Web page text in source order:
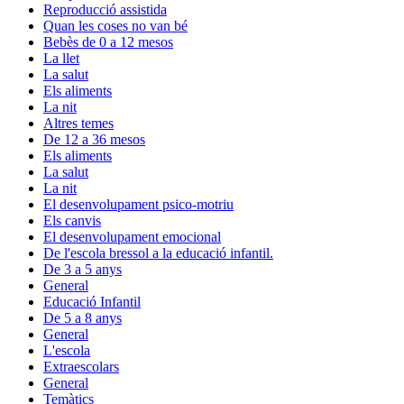
Reproducció assistida
Quan les coses no van bé
Bebès de 0 a 12 mesos
La llet
La salut
Els aliments
La nit
Altres temes
De 12 a 36 mesos
Els aliments
La salut
La nit
El desenvolupament psico-motriu
Els canvis
El desenvolupament emocional
De l'escola bressol a la educació infantil.
De 3 a 5 anys
General
Educació Infantil
De 5 a 8 anys
General
L'escola
Extraescolars
General
Temàtics